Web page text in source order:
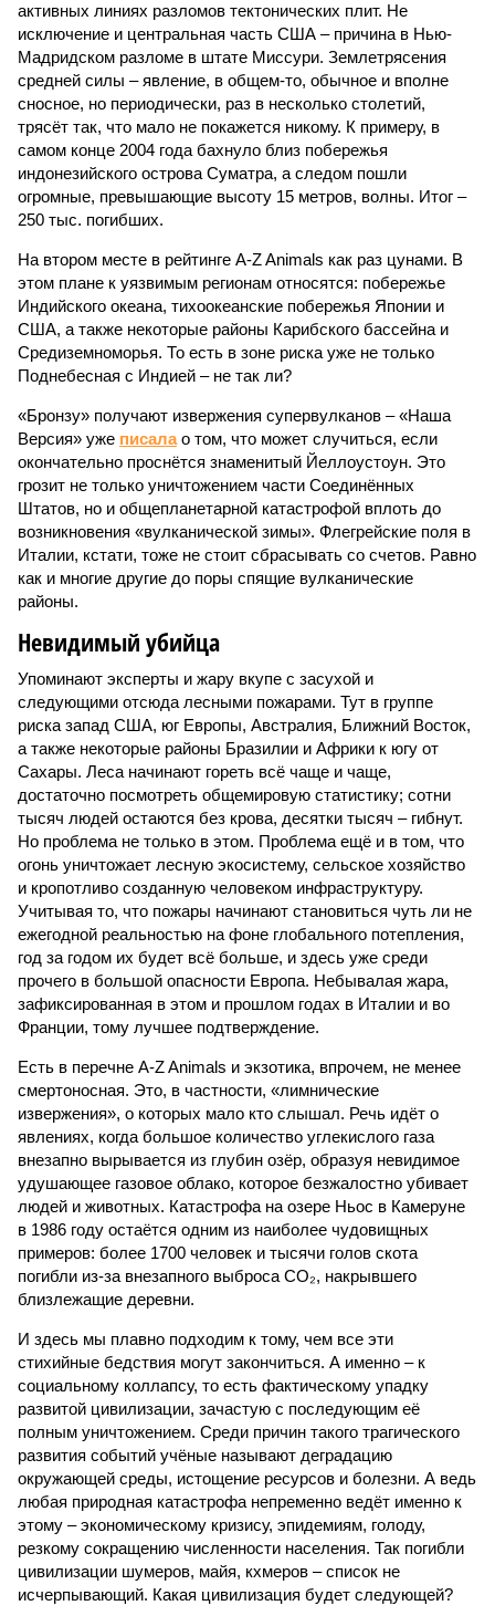
активных линиях разломов тектонических плит. Не
исключение и центральная часть США – причина в Нью-
Мадридском разломе в штате Миссури. Землетрясения
средней силы – явление, в общем-то, обычное и вполне
сносное, но периодически, раз в несколько столетий,
трясёт так, что мало не покажется никому. К примеру, в
самом конце 2004 года бахнуло близ побережья
индонезийского острова Суматра, а следом пошли
огромные, превышающие высоту 15 метров, волны. Итог –
250 тыс. погибших.
На втором месте в рейтинге A-Z Animals как раз цунами. В
этом плане к уязвимым регионам относятся: побережье
Индийского океана, тихо­океанские побережья Японии и
США, а также некоторые районы Карибского бассейна и
Средиземноморья. То есть в зоне риска уже не только
Поднебесная с Индией – не так ли?
«Бронзу» получают извержения супервулканов – «Наша
Версия» уже писалао том, что может случиться, если
окончательно проснётся знаменитый Йеллоустоун. Это
грозит не только уничтожением части Соединённых
Штатов, но и общепланетарной катастрофой вплоть до
возникновения «вулканической зимы». Флегрейские поля в
Италии, кстати, тоже не стоит сбрасывать со счетов. Равно
как и многие другие до поры спящие вулканические
районы.
Невидимый убийца
Упоминают эксперты и жару вкупе с засухой и
следующими отсюда лесными пожарами. Тут в группе
риска запад США, юг Европы, Австралия, Ближний Восток,
а также некоторые районы Бразилии и Африки к югу от
Сахары. Леса начинают гореть всё чаще и чаще,
достаточно посмотреть общемировую статистику; сотни
тысяч людей остаются без крова, десятки тысяч – гибнут.
Но проблема не только в этом. Проблема ещё и в том, что
огонь уничтожает лесную экосистему, сельское хозяйство
и кропотливо созданную человеком инфраструктуру.
Учитывая то, что пожары начинают становиться чуть ли не
ежегодной реальностью на фоне глобального потепления,
год за годом их будет всё больше, и здесь уже среди
прочего в большой опасности Европа. Небывалая жара,
зафиксированная в этом и прошлом годах в Италии и во
Франции, тому лучшее подтверждение.
Есть в перечне A-Z Animals и экзотика, впрочем, не менее
смертоносная. Это, в частности, «лимнические
извержения», о которых мало кто слышал. Речь идёт о
явлениях, когда большое количество углекислого газа
внезапно вырывается из глубин озёр, образуя невидимое
удушающее газовое облако, которое безжалостно убивает
людей и животных. Катастрофа на озере Ньос в Камеруне
в 1986 году остаётся одним из наиболее чудовищных
примеров: более 1700 человек и тысячи голов скота
погибли из-за внезапного выброса CO₂, накрывшего
близлежащие деревни.
И здесь мы плавно подходим к тому, чем все эти
стихийные бедствия могут закончиться. А именно – к
социальному коллапсу, то есть фактическому упадку
развитой цивилизации, зачастую с последующим её
полным уничтожением. Среди причин такого трагического
развития событий учёные называют деградацию
окружающей среды, истощение ресурсов и болезни. А ведь
любая природная катастрофа непременно ведёт именно к
этому – экономическому кризису, эпидемиям, голоду,
резкому сокращению численности населения. Так погибли
цивилизации шумеров, майя, кхмеров – список не
исчерпывающий. Какая цивилизация будет следующей?